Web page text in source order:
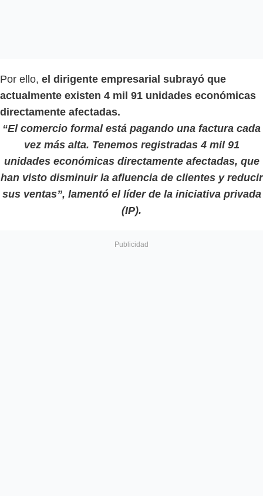
Por ello, el dirigente empresarial subrayó que
actualmente existen 4 mil 91 unidades económicas
directamente afectadas.
“El comercio formal está pagando una factura cada
vez más alta. Tenemos registradas 4 mil 91
unidades económicas directamente afectadas, que
han visto disminuir la afluencia de clientes y reducir
sus ventas”, lamentó el líder de la iniciativa privada
(IP).